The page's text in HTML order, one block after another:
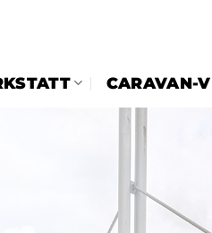
CARAVAN-